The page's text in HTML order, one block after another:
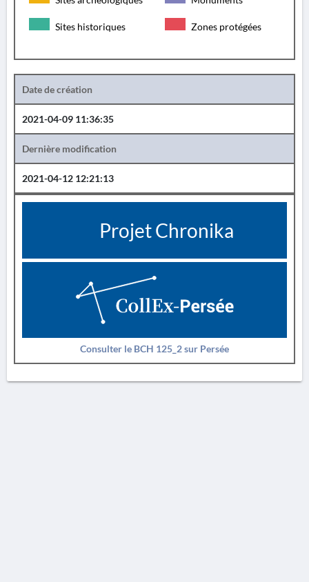
Sites historiques Zones protégées
Date de création
2021-04-09 11:36:35
Dernière modification
2021-04-12 12:21:13
Projet Chronika
Consulter le BCH 125_2 sur Persée